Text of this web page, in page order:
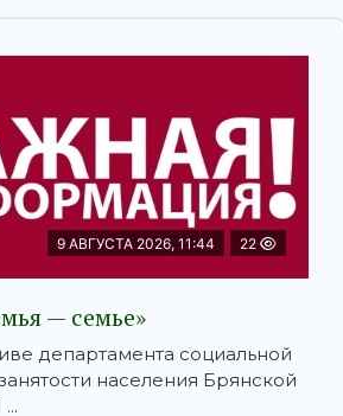
9 АВГУСТА 2026, 11:44 22
— семье»
департамента социальной
населения Брянской